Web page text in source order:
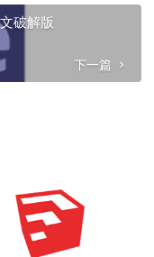
破解版
下一篇